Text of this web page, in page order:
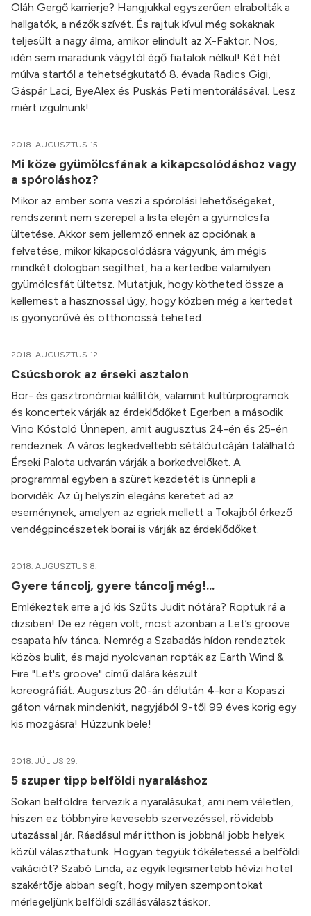
Oláh Gergő karrierje? Hangjukkal egyszerűen elrabolták a
hallgatók, a nézők szívét. És rajtuk kívül még sokaknak
teljesült a nagy álma, amikor elindult az X-Faktor. Nos,
idén sem maradunk vágytól égő fiatalok nélkül! Két hét
múlva startól a tehetségkutató 8. évada Radics Gigi,
Gáspár Laci, ByeAlex és Puskás Peti mentorálásával. Lesz
miért izgulnunk!
2018. AUGUSZTUS 15.
Mi köze gyümölcsfának a kikapcsolódáshoz vagy
a spóroláshoz?
Mikor az ember sorra veszi a spórolási lehetőségeket,
rendszerint nem szerepel a lista elején a gyümölcsfa
ültetése. Akkor sem jellemző ennek az opciónak a
felvetése, mikor kikapcsolódásra vágyunk, ám mégis
mindkét dologban segíthet, ha a kertedbe valamilyen
gyümölcsfát ültetsz. Mutatjuk, hogy kötheted össze a
kellemest a hasznossal úgy, hogy közben még a kertedet
is gyönyörűvé és otthonossá teheted.
2018. AUGUSZTUS 12.
Csúcsborok az érseki asztalon
Bor- és gasztronómiai kiállítók, valamint kultúrprogramok
és koncertek várják az érdeklődőket Egerben a második
Vino Kóstoló Ünnepen, amit augusztus 24-én és 25-én
rendeznek. A város legkedveltebb sétálóutcáján található
Érseki Palota udvarán várják a borkedvelőket. A
programmal egyben a szüret kezdetét is ünnepli a
borvidék. Az új helyszín elegáns keretet ad az
eseménynek, amelyen az egriek mellett a Tokajból érkező
vendégpincészetek borai is várják az érdeklődőket.
2018. AUGUSZTUS 8.
Gyere táncolj, gyere táncolj még!...
Emlékeztek erre a jó kis Szűts Judit nótára? Roptuk rá a
dizsiben! De ez régen volt, most azonban a Let’s groove
csapata hív tánca. Nemrég a Szabadás hídon rendeztek
közös bulit, és majd nyolcvanan ropták az Earth Wind &
Fire "Let's groove" című dalára készült
koreográfiát. Augusztus 20-án délután 4-kor a Kopaszi
gáton várnak mindenkit, nagyjából 9-től 99 éves korig egy
kis mozgásra! Húzzunk bele!
2018. JÚLIUS 29.
5 szuper tipp belföldi nyaraláshoz
Sokan belföldre tervezik a nyaralásukat, ami nem véletlen,
hiszen ez többnyire kevesebb szervezéssel, rövidebb
utazással jár. Ráadásul már itthon is jobbnál jobb helyek
közül választhatunk. Hogyan tegyük tökéletessé a belföldi
vakációt? Szabó Linda, az egyik legismertebb hévízi hotel
szakértője abban segít, hogy milyen szempontokat
mérlegeljünk belföldi szállásválasztáskor.